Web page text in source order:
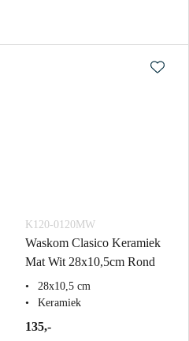
K120-0120MW
Waskom Clasico Keramiek
Mat Wit 28x10,5cm Rond
28x10,5 cm
Keramiek
135,-